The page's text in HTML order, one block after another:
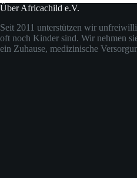
Über Africachild e.V.
Seit 2011 unterstützen wir
oft noch Kinder sind. Wir nehmen
ein Zuhause, medizinische